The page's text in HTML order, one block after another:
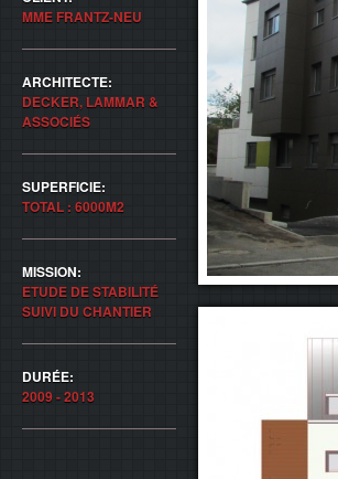
MME FRANTZ-NEU
ARCHITECTE:
DECKER, LAMMAR &
ASSOCIÉS
SUPERFICIE:
TOTAL : 6000M2
MISSION:
ETUDE DE STABILITÉ
SUIVI DU CHANTIER
DURÉE:
2009 - 2013